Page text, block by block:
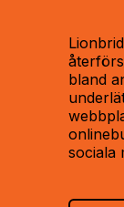
bland
sociala